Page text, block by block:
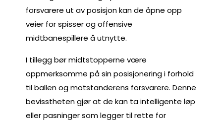
forsvarere ut av posisjon kan de åpne opp
veier for spisser og offensive
midtbanespillere å utnytte.
I tillegg bør midtstopperne være
oppmerksomme på sin posisjonering i forhold
til ballen og motstanderens forsvarere. Denne
bevisstheten gjør at de kan ta intelligente løp
eller pasninger som legger til rette for